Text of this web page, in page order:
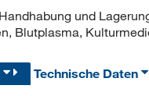
und
Blutplasma,
Technische Daten